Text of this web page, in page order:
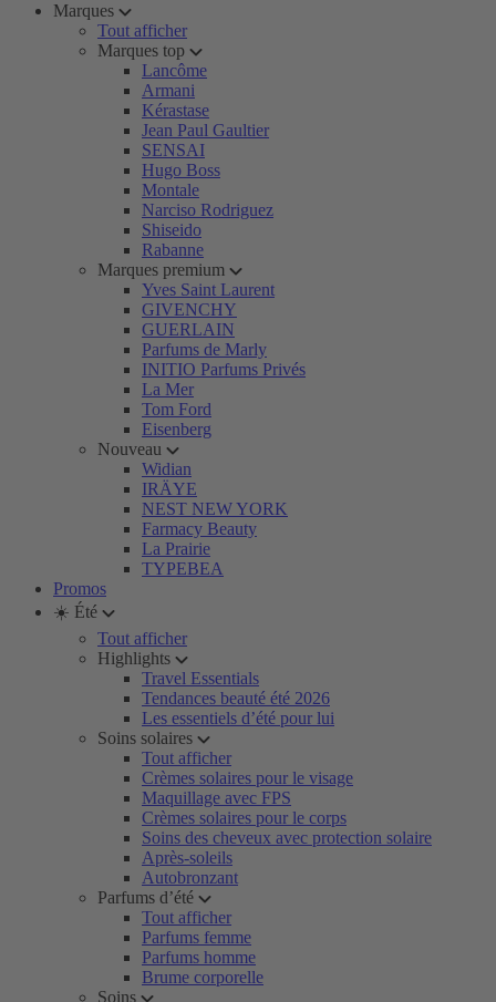
Marques
Tout afficher
Marques top
Lancôme
Armani
Kérastase
Jean Paul Gaultier
SENSAI
Hugo Boss
Montale
Narciso Rodriguez
Shiseido
Rabanne
Marques premium
Yves Saint Laurent
GIVENCHY
GUERLAIN
Parfums de Marly
INITIO Parfums Privés
La Mer
Tom Ford
Eisenberg
Nouveau
Widian
IRÄYE
NEST NEW YORK
Farmacy Beauty
La Prairie
TYPEBEA
Promos
☀️ Été
Tout afficher
Highlights
Travel Essentials
Tendances beauté été 2026
Les essentiels d’été pour lui
Soins solaires
Tout afficher
Crèmes solaires pour le visage
Maquillage avec FPS
Crèmes solaires pour le corps
Soins des cheveux avec protection solaire
Après-soleils
Autobronzant
Parfums d’été
Tout afficher
Parfums femme
Parfums homme
Brume corporelle
Soins